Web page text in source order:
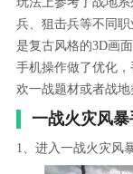
兵、狙击兵等不同
是复古风格的3D画
手机操作做了优化
欢一战题材或者战地
一战火灾风
1、进入一战火灾风